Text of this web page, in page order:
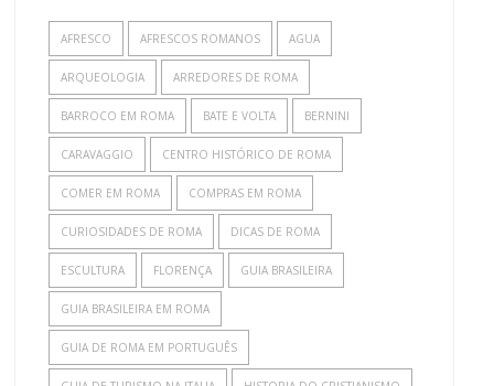
AFRESCO AFRESCOS ROMANOS AGUA
ARQUEOLOGIA ARREDORES DE ROMA
BARROCO EM ROMA BATE E VOLTA BERNINI
CARAVAGGIO CENTRO HISTÓRICO DE ROMA
COMER EM ROMA COMPRAS EM ROMA
CURIOSIDADES DE ROMA DICAS DE ROMA
ESCULTURA FLORENÇA GUIA BRASILEIRA
GUIA BRASILEIRA EM ROMA
GUIA DE ROMA EM PORTUGUÊS